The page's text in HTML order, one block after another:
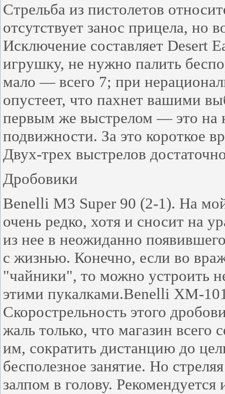
Стрельба из пистолетов
отсутствует занос прицела, но
Исключение составляет Desert
игрушку, не нужно палить
мало — всего 7; при
опустеет, что пахнет вашими
первым же выстрелом — это на
подвижности. За это короткое
Двух-трех выстрелов
Дробовики
Benelli M3 Super 90 (2-1). На
очень редко, хотя и сносит на
из нее в неожиданно
с жизнью. Конечно, если во
"чайники", то можно устроить
этими пукалками.Benelli XM-
Скорострельность этого
жаль только, что магазин
им, сократить дистанцию до
бесполезное занятие. Но
залпом в голову.